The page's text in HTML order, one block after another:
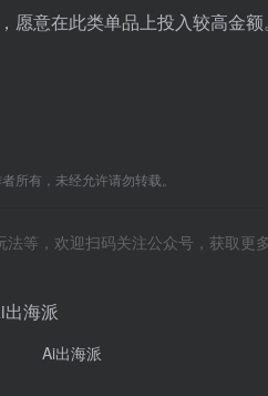
愿意在此类单品上投入较高金
所有，未经允许请勿转载。
等，欢迎扫码关注公众号，获取更多
Ai出海派